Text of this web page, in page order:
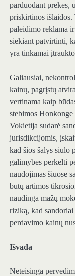
parduodant prekes,
priskirtinos išlaidos.
paleidimo reklama
siekiant patvirtinti,
yra tinkamai
Galiausiai,
kainų, pagrįstų
vertinama kaip
stebimos
Vokietija sudarė
jurisdikcijomis,
kad šios šalys siūlo
galimybes perkelti
naudojimas šiuose
būtų artimos
naudinga mažų
riziką, kad
perdavimo kainų
Išvada
Neteisinga